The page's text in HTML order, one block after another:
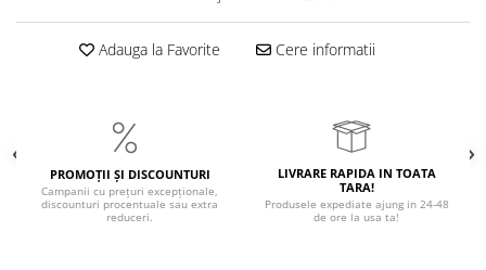
Adauga la Favorite Cere informatii
PROMOȚII ȘI DISCOUNTURI
Campanii cu prețuri excepționale,
discounturi procentuale sau extra
reduceri.
LIVRARE RAPIDA IN TOATA
TARA!
Produsele expediate ajung in 24-48
de ore la usa ta!